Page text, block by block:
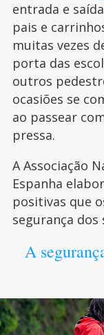
entrada e
pais e
muitas vezes
porta das
outros
ocasiões se
ao passear
pressa.
A Associação
Espanha
positivas que
segurança dos
A